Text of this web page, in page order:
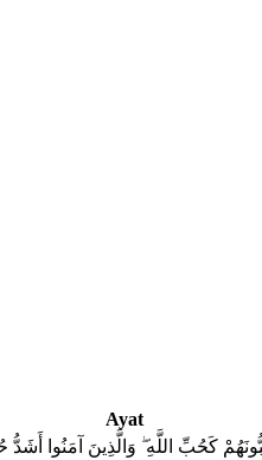
Ayat
كَحُبِّ اللَّهِ ۖ وَالَّذِينَ آمَنُوا أَشَدُّ